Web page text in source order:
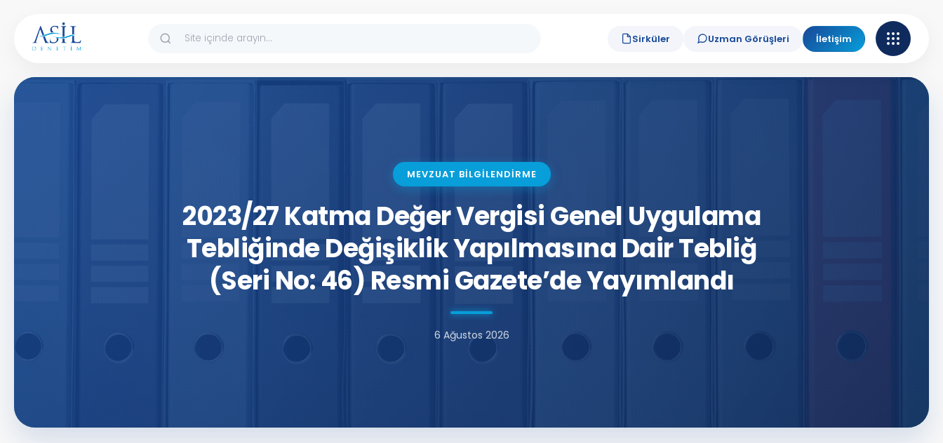
Sirküler Uzman Görüşleri İletişim
MEVZUAT BİLGİLENDİRME
2023/27 Katma Değer Vergisi Genel Uygulama
Tebliğinde Değişiklik Yapılmasına Dair Tebliğ
(Seri No: 46) Resmi Gazete’de Yayımlandı
6 Ağustos 2026